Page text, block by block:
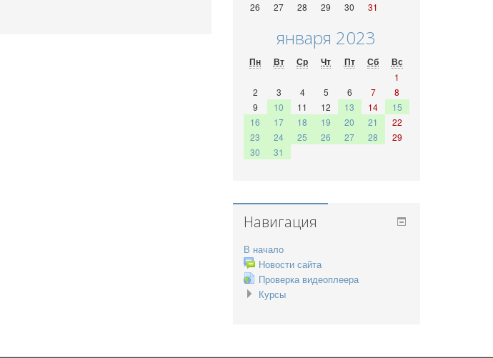
26
27 28 29 30 31
января 2023
Пн Вт Ср Чт Пт Сб Вс
1
2
3 4 5 6 7
8
9
10 11 12 13 14
15
16
17 18 19 20 21
22
23
24 25 26 27 28
29
30
31
Навигация
В начало
Новости сайта
Проверка видеоплеера
Курсы